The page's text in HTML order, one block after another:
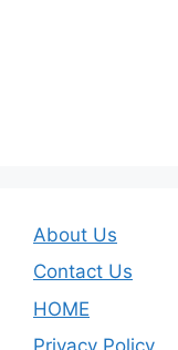
About Us
Contact Us
HOME